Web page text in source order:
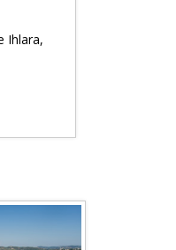
Ihlara,